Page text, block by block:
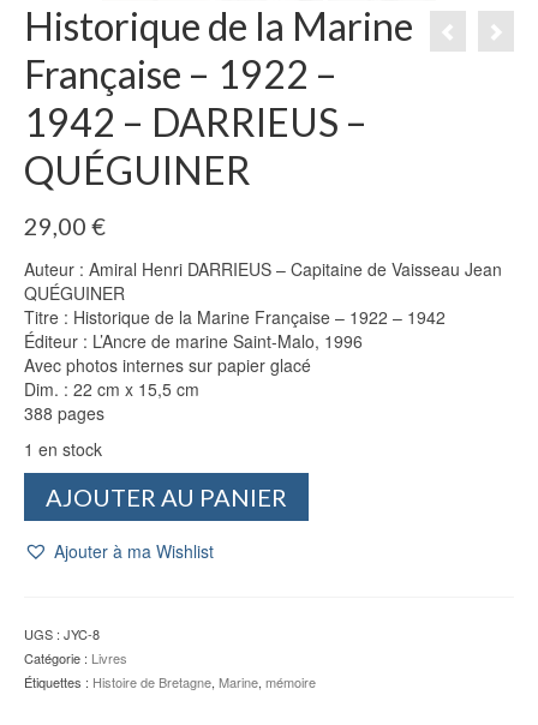
Historique de la Marine
Française – 1922 –
1942 – DARRIEUS –
QUÉGUINER
29,00 €
Auteur : Amiral Henri DARRIEUS – Capitaine de Vaisseau Jean
QUÉGUINER
Titre : Historique de la Marine Française – 1922 – 1942
Éditeur : L’Ancre de marine Saint-Malo, 1996
Avec photos internes sur papier glacé
Dim. : 22 cm x 15,5 cm
388 pages
1 en stock
de
Française
-
1922
AJOUTER AU PANIER
Ajouter à ma Wishlist
UGS : JYC-8
Catégorie : Livres
Étiquettes : Histoire de Bretagne, Marine, mémoire